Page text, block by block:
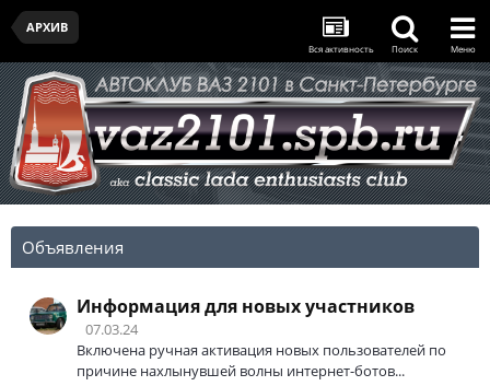
АРХИВ
Вся активность Поиск Меню
Объявления
Информация для новых участников
07.03.24
Включена ручная активация новых пользователей по
причине нахлынувшей волны интернет-ботов...